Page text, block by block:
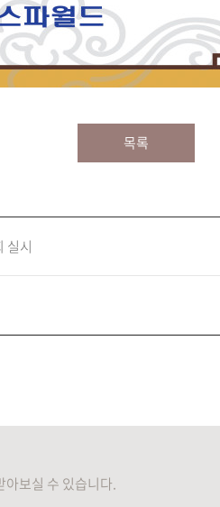
목록
실시
보실 수 있습니다.